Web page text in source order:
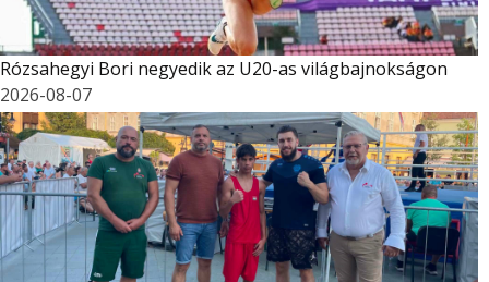
Rózsahegyi Bori negyedik az U20-as világbajnokságon
2026-08-07